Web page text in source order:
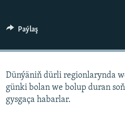
Paýlaş
Dünýäniň dürli regionlarynda
günki bolan we bolup duran
gysgaça habarlar.